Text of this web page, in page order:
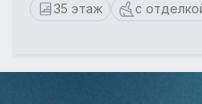
35 этаж с